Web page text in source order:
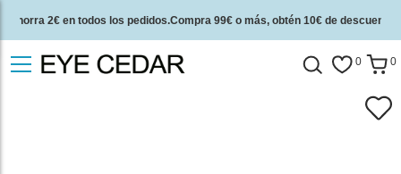
Ahorra 2€ en todos los pedidos.Compra 99€ o más, obtén 10€ de descuento.
2 años de garantía de calidad y 30 días de garantía de devolución del dinero.
0 0